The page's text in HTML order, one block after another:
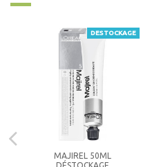
DESTOCKAGE
MAJIREL 50ML